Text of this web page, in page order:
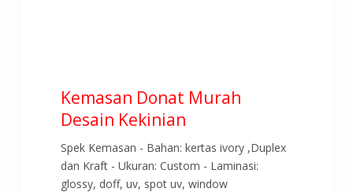
Kemasan Donat Murah
Desain Kekinian
Spek Kemasan - Bahan: kertas ivory ,Duplex
dan Kraft - Ukuran: Custom - Laminasi:
glossy, doff, uv, spot uv, window